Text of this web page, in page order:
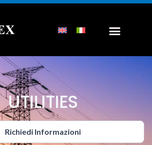
UTILITIES
Richiedi Informazioni